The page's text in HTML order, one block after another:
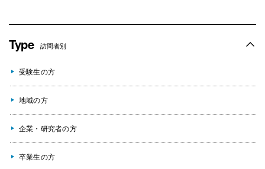
Type 訪問者別
受験生の方
地域の方
企業・研究者の方
卒業生の方